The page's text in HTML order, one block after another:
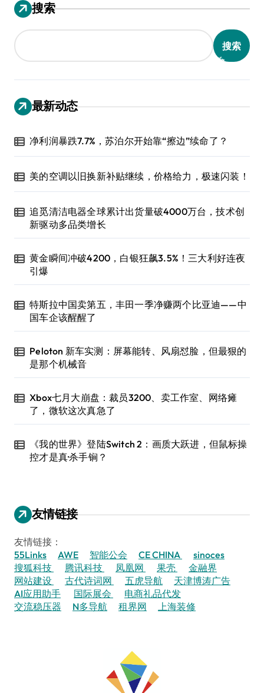
搜索
搜索
最新动态
净利润暴跌7.7%，苏泊尔开始靠“擦边”续命了？
美的空调以旧换新补贴继续，价格给力，极速闪装！
追觅清洁电器全球累计出货量破4000万台，技术创
新驱动多品类增长
黄金瞬间冲破4200，白银狂飙3.5%！三大利好连夜
引爆
特斯拉中国卖第五，丰田一季净赚两个比亚迪——中
国车企该醒醒了
Peloton 新车实测：屏幕能转、风扇怼脸，但最狠的
是那个机械音
Xbox七月大崩盘：裁员3200、卖工作室、网络瘫
了，微软这次真急了
《我的世界》登陆Switch 2：画质大跃进，但鼠标操
控才是真·杀手锏？
友情链接
友情链接：
55Links
AWE 智能公会 CE CHINA
sinoces
搜狐科技
腾讯科技 凤凰网 果壳
金融界
网站建设
古代诗词网 五虎导航
天津博涛广告
AI应用助手
国际展会
电商礼品代发
交流稳压器
N多导航 租界网 上海装修